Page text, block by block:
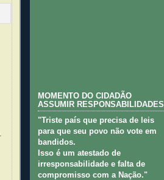
MOMENTO DO CIDADÃO
ASSUMIR RESPONSABILIDADES
"Triste país que precisa de leis
para que seu povo não vote em
bandidos.
Isso é um atestado de
irresponsabilidade e falta de
compromisso com a Nação."